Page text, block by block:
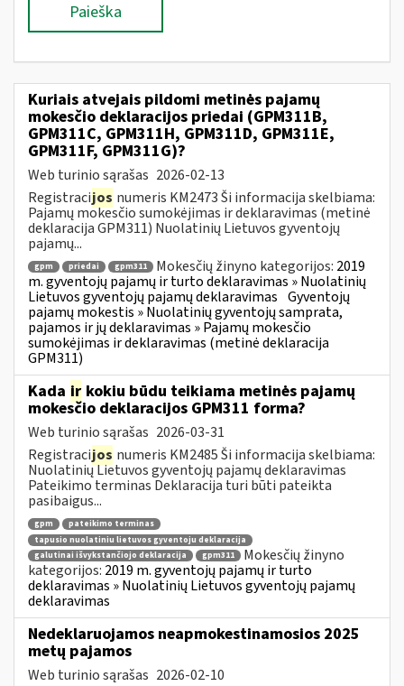
Paieška
Kuriais atvejais pildomi metinės pajamų
mokesčio deklaracijos priedai (GPM311B,
GPM311C, GPM311H, GPM311D, GPM311E,
GPM311F, GPM311G)?
Web turinio sąrašas 2026-02-13
Registracijos numeris KM2473 Ši informacija skelbiama:
Pajamų mokesčio sumokėjimas ir deklaravimas (metinė
deklaracija GPM311) Nuolatinių Lietuvos gyventojų
pajamų...
gpm priedai gpm311 Mokesčių žinyno kategorijos: 2019
m. gyventojų pajamų ir turto deklaravimas » Nuolatinių
Lietuvos gyventojų pajamų deklaravimas Gyventojų
pajamų mokestis » Nuolatinių gyventojų samprata,
pajamos ir jų deklaravimas » Pajamų mokesčio
sumokėjimas ir deklaravimas (metinė deklaracija
GPM311)
Kada ir kokiu būdu teikiama metinės pajamų
mokesčio deklaracijos GPM311 forma?
Web turinio sąrašas 2026-03-31
Registracijos numeris KM2485 Ši informacija skelbiama:
Nuolatinių Lietuvos gyventojų pajamų deklaravimas
Pateikimo terminas Deklaracija turi būti pateikta
pasibaigus...
gpm
pateikimo terminas
tapusio nuolatiniu lietuvos gyventoju deklaracija
galutinai išvykstančiojo deklaracija
gpm311
Mokesčių žinyno
kategorijos: 2019 m. gyventojų pajamų ir turto
deklaravimas » Nuolatinių Lietuvos gyventojų pajamų
deklaravimas
Nedeklaruojamos neapmokestinamosios 2025
metų pajamos
Web turinio sąrašas 2026-02-10